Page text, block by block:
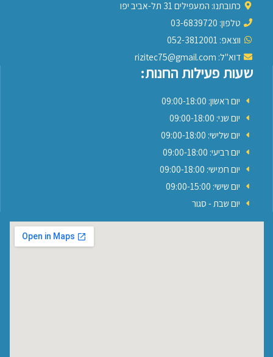
כתובתנו: המעפילים 31 תל-אביב יפו
טלפון: 03-6839720
ווצאפ: 052-3812001
דוא"ל: rizitec75@gmail.com
שעות פעילות החנות:
יום ראשון: 09:00-18:00
יום שני: 09:00-18:00
יום שלישי: 09:00-18:00
יום רביעי: 09:00-18:00
יום חמישי: 09:00-18:00
יום שישי: 09:00-15:00
יום שבת - סגור